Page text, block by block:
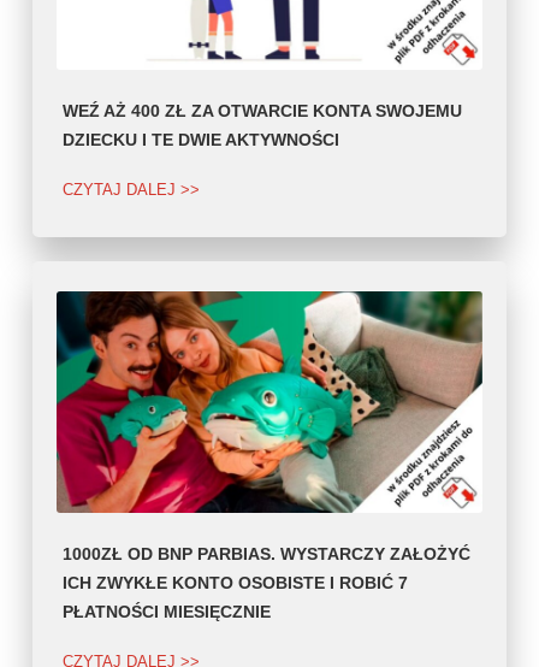
WEŹ AŻ 400 ZŁ ZA OTWARCIE KONTA SWOJEMU
DZIECKU I TE DWIE AKTYWNOŚCI
CZYTAJ DALEJ >>
1000ZŁ OD BNP PARBIAS. WYSTARCZY ZAŁOŻYĆ
ICH ZWYKŁE KONTO OSOBISTE I ROBIĆ 7
PŁATNOŚCI MIESIĘCZNIE
CZYTAJ DALEJ >>